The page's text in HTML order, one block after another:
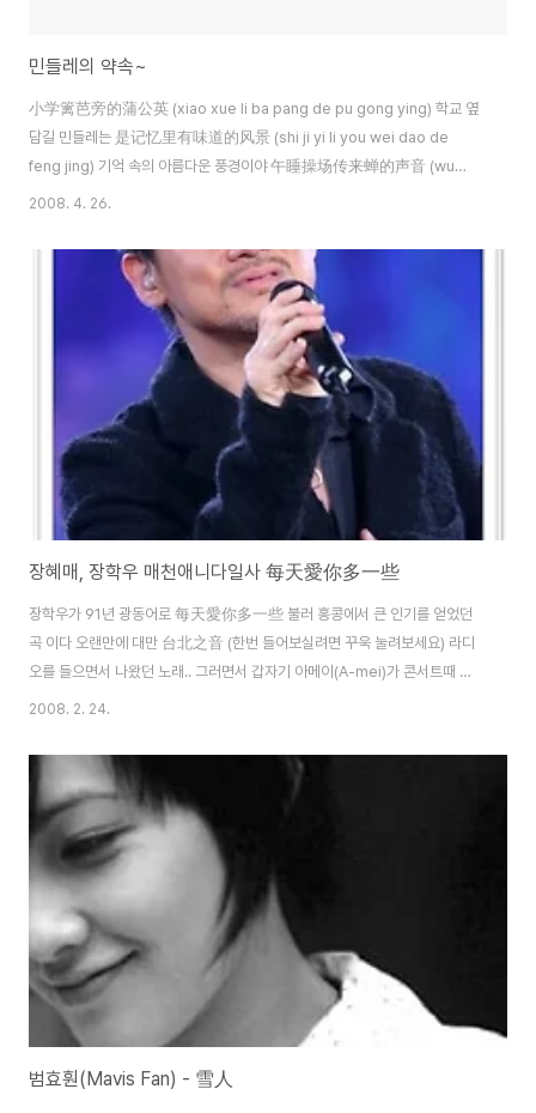
민들레의 약속~
小学篱芭旁的蒲公英 (xiao xue li ba pang de pu gong ying) 학교 옆
담길 민들레는 是记忆里有味道的风景 (shi ji yi li you wei dao de
feng jing) 기억 속의 아름다운 풍경이야 午睡操场传来蝉的声音 (wu
shui cao chang zhuan lai chan de sheng yin) 낮잠 잘 때 운동장에서
hai shi hen hao ting) 몇 년 후에 들어도 여전히 듣기 좋아 将愿望折纸飞
机寄成信 (jiang yuan wang zhe zhi fei ji qi cheng xin) 소원을 빌며 적
은 종이를 비행기로 접어 편지를 보냈어 因为我们等不到那流星 (yin wei
2008. 4. 26.
장혜매, 장학우 매천애니다일사 每天愛你多一些
장학우가 91년 광동어로 每天愛你多一些 불러 홍콩에서 큰 인기를 얻었던
곡 이다 오랜만에 대만 台北之音 (한번 들어보실려면 꾸욱 눌려보세요) 라디
오를 들으면서 나왔던 노래.. 그러면서 갑자기 아메이(A-mei)가 콘서트때 부
른 노래도 생각나서 찾아보았다. 움..같은 멜로디 임에도 불구하고 서로 다른 미
우 mui tin ngoi nei do jat se 無求甚麽 無尋甚麽 突破天地 但求夜深
mou kau sam mo mou tsam sam mo dak po tin dei daan kau je
sam 奔波以後 能望見你 你可否知道麽 ban bo ji hau nang mong
gin nei nei ho fau dzi dou mo 平凡亦可 平淡亦可..
2008. 2. 24.
범효훤(Mavis Fan) - 雪人